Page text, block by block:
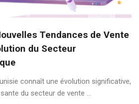
Tendances de Vente
du Secteur
connaît une évolution significative,
du secteur de vente ...